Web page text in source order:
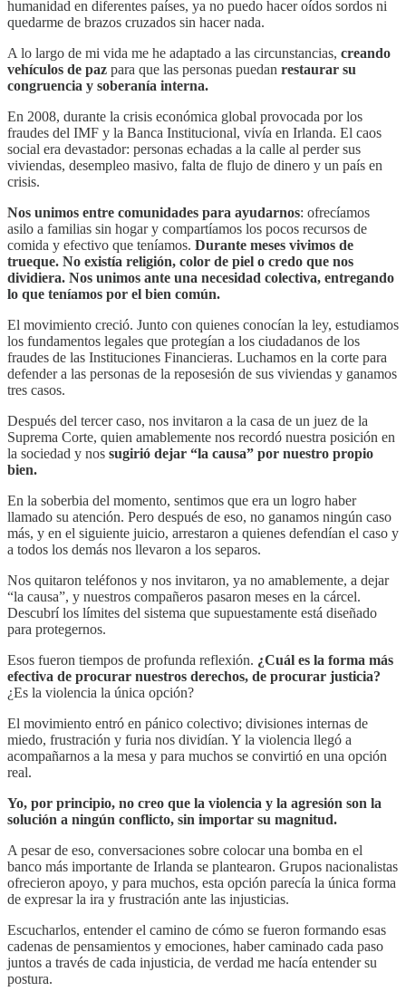
humanidad en diferentes países, ya no puedo hacer oídos sordos ni
quedarme de brazos cruzados sin hacer nada.
A lo largo de mi vida me he adaptado a las circunstancias, creando
vehículos de paz para que las personas puedan restaurar su
congruencia y soberanía interna.
En 2008, durante la crisis económica global provocada por los
fraudes del IMF y la Banca Institucional, vivía en Irlanda. El caos
social era devastador: personas echadas a la calle al perder sus
viviendas, desempleo masivo, falta de flujo de dinero y un país en
crisis.
Nos unimos entre comunidades para ayudarnos: ofrecíamos
asilo a familias sin hogar y compartíamos los pocos recursos de
comida y efectivo que teníamos. Durante meses vivimos de
trueque. No existía religión, color de piel o credo que nos
dividiera. Nos unimos ante una necesidad colectiva, entregando
lo que teníamos por el bien común.
El movimiento creció. Junto con quienes conocían la ley, estudiamos
los fundamentos legales que protegían a los ciudadanos de los
fraudes de las Instituciones Financieras. Luchamos en la corte para
defender a las personas de la reposesión de sus viviendas y ganamos
tres casos.
Después del tercer caso, nos invitaron a la casa de un juez de la
Suprema Corte, quien amablemente nos recordó nuestra posición en
la sociedad y nos sugirió dejar “la causa” por nuestro propio
bien.
En la soberbia del momento, sentimos que era un logro haber
llamado su atención. Pero después de eso, no ganamos ningún caso
más, y en el siguiente juicio, arrestaron a quienes defendían el caso y
a todos los demás nos llevaron a los separos.
Nos quitaron teléfonos y nos invitaron, ya no amablemente, a dejar
“la causa”, y nuestros compañeros pasaron meses en la cárcel.
Descubrí los límites del sistema que supuestamente está diseñado
para protegernos.
Esos fueron tiempos de profunda reflexión. ¿Cuál es la forma más
efectiva de procurar nuestros derechos, de procurar justicia?
¿Es la violencia la única opción?
El movimiento entró en pánico colectivo; divisiones internas de
miedo, frustración y furia nos dividían. Y la violencia llegó a
acompañarnos a la mesa y para muchos se convirtió en una opción
real.
Yo, por principio, no creo que la violencia y la agresión son la
solución a ningún conflicto, sin importar su magnitud.
A pesar de eso, conversaciones sobre colocar una bomba en el
banco más importante de Irlanda se plantearon. Grupos nacionalistas
ofrecieron apoyo, y para muchos, esta opción parecía la única forma
de expresar la ira y frustración ante las injusticias.
Escucharlos, entender el camino de cómo se fueron formando esas
cadenas de pensamientos y emociones, haber caminado cada paso
juntos a través de cada injusticia, de verdad me hacía entender su
postura.